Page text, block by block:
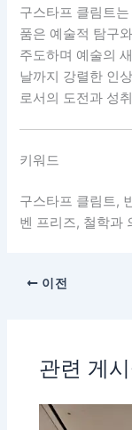
구스타프 클림트
품은 예술적 탐구
주도하며 예술의
날까지 강렬한 인
로서의 도전과 성
키워드
구스타프 클림트,
벤 프리즈, 철학과
이전
관련 게